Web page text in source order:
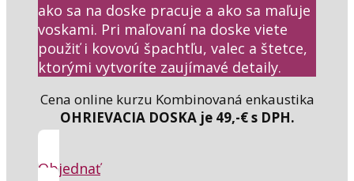
ako sa na doske pracuje a ako sa maľuje
voskami. Pri maľovaní na doske viete
použiť i kovovú špachtľu, valec a štetce,
ktorými vytvoríte zaujímavé detaily.
Cena online kurzu Kombinovaná enkaustika
OHRIEVACIA DOSKA je 49,-€ s DPH.
Objednať